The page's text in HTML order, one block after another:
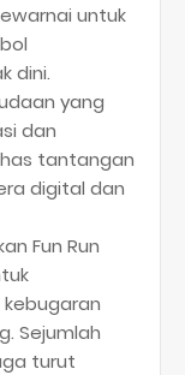
untuk
dini.
yang
dan
tantangan
digital dan
Fun Run
Sejumlah
turut